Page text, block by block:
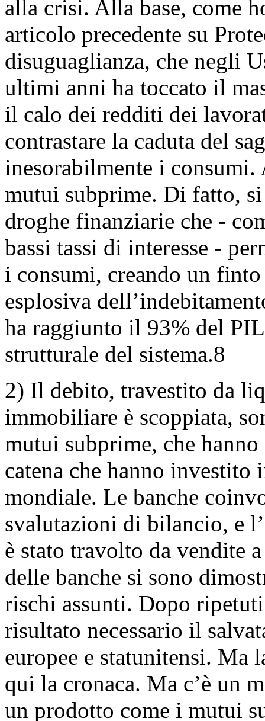
alla crisi. Alla base, come
articolo precedente su
disuguaglianza, che negli
ultimi anni ha toccato il
il calo dei redditi dei
contrastare la caduta del
inesorabilmente i
mutui subprime. Di fatto,
droghe finanziarie che -
bassi tassi di interesse -
i consumi, creando un
esplosiva
ha raggiunto il 93% del
strutturale del sistema.8
2) Il debito, travestito da
immobiliare è scoppiata,
mutui subprime, che
catena che hanno
mondiale. Le banche
svalutazioni di bilancio, e
è stato travolto da vendite
delle banche si sono
rischi assunti. Dopo
risultato necessario il
europee e statunitensi. Ma
qui la cronaca. Ma c’è un
un prodotto come i mutui